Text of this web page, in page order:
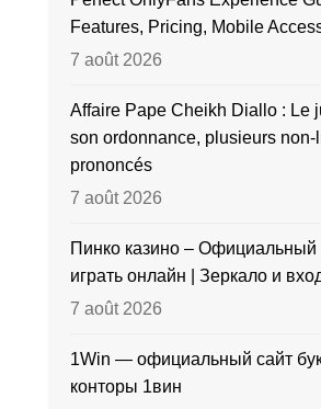
Features, Pricing, Mobile
7 août 2026
Affaire Pape Cheikh Diallo : Le
son ordonnance, plusieurs non-
prononcés
7 août 2026
Пинко казино – Официальный
играть онлайн | Зеркало и
7 août 2026
1Win — официальный сайт
конторы 1вин